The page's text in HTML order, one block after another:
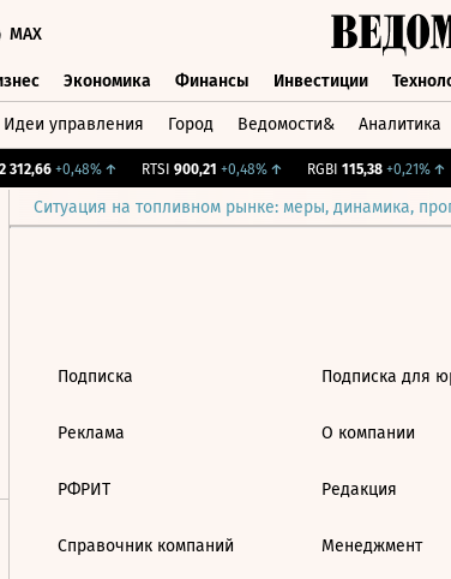
MAX
Экономика Финансы Инвестиции
Идеи управления Город Ведомости& Аналитика
+0,48%↑ RTSI 900,21 +0,48%↑ RGBI 115,38 +0,21%↑
Ситуация на топливном рынке: меры, динамика,
Подписка
Реклама
РФРИТ
Справочник компаний
Подписка для
О компании
Редакция
Менеджмент